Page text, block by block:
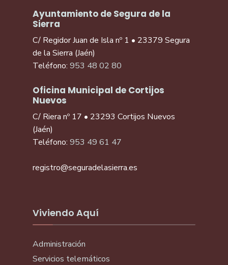
Ayuntamiento de Segura de la
Sierra
C/ Regidor Juan de Isla nº 1 • 23379 Segura
de la Sierra (Jaén)
Teléfono: 953 48 02 80
Oficina Municipal de Cortijos
Nuevos
C/ Riera nº 17 • 23293 Cortijos Nuevos
(Jaén)
Teléfono: 953 49 61 47
registro@seguradelasierra.es
Viviendo Aquí
Administración
Servicios telemáticos